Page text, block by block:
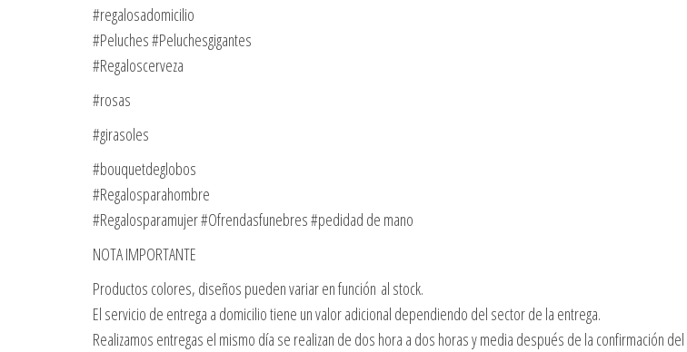
#regalosadomicilio
#Peluches #Peluchesgigantes
#Regaloscerveza
#rosas
#girasoles
#bouquetdeglobos
#Regalosparahombre
#Regalosparamujer #Ofrendasfunebres #pedidad de mano
NOTA IMPORTANTE
Productos colores, diseños pueden variar en función al stock.
El servicio de entrega a domicilio tiene un valor adicional dependiendo del sector de la entrega.
Realizamos entregas el mismo día se realizan de dos hora a dos horas y media después de la confirmación del